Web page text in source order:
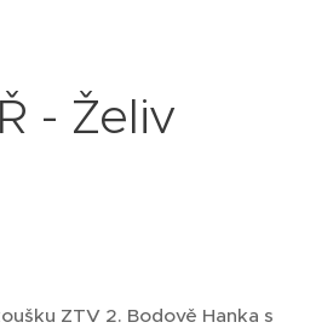
- Želiv
ZTV 2. Bodově Hanka s